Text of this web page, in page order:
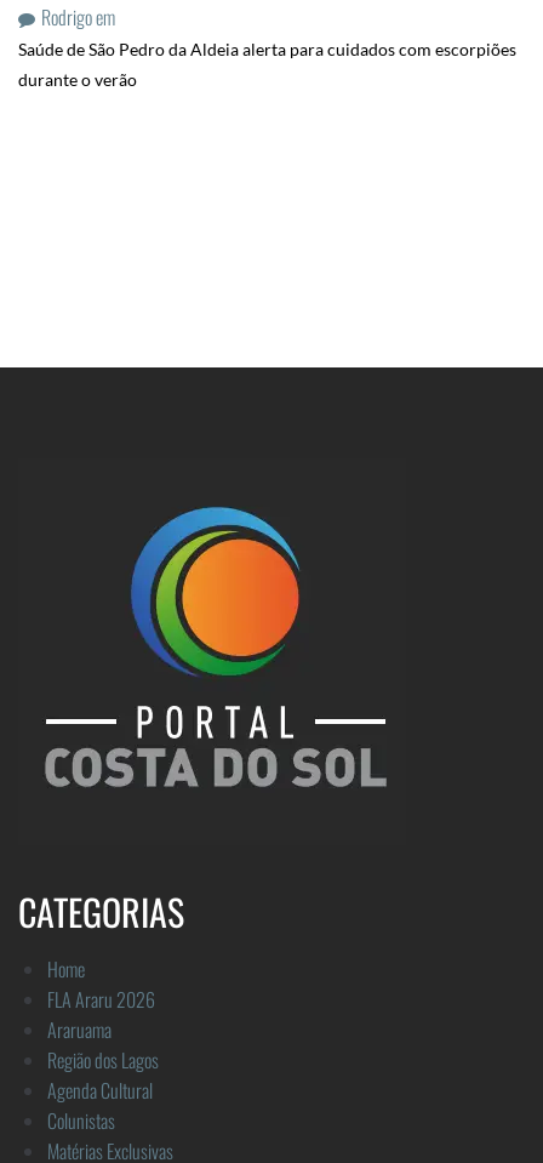
Rodrigoem
Saúde de São Pedro da Aldeia alerta para cuidados com escorpiões
durante o verão
CATEGORIAS
Home
FLA Araru 2026
Araruama
Região dos Lagos
Agenda Cultural
Colunistas
Matérias Exclusivas